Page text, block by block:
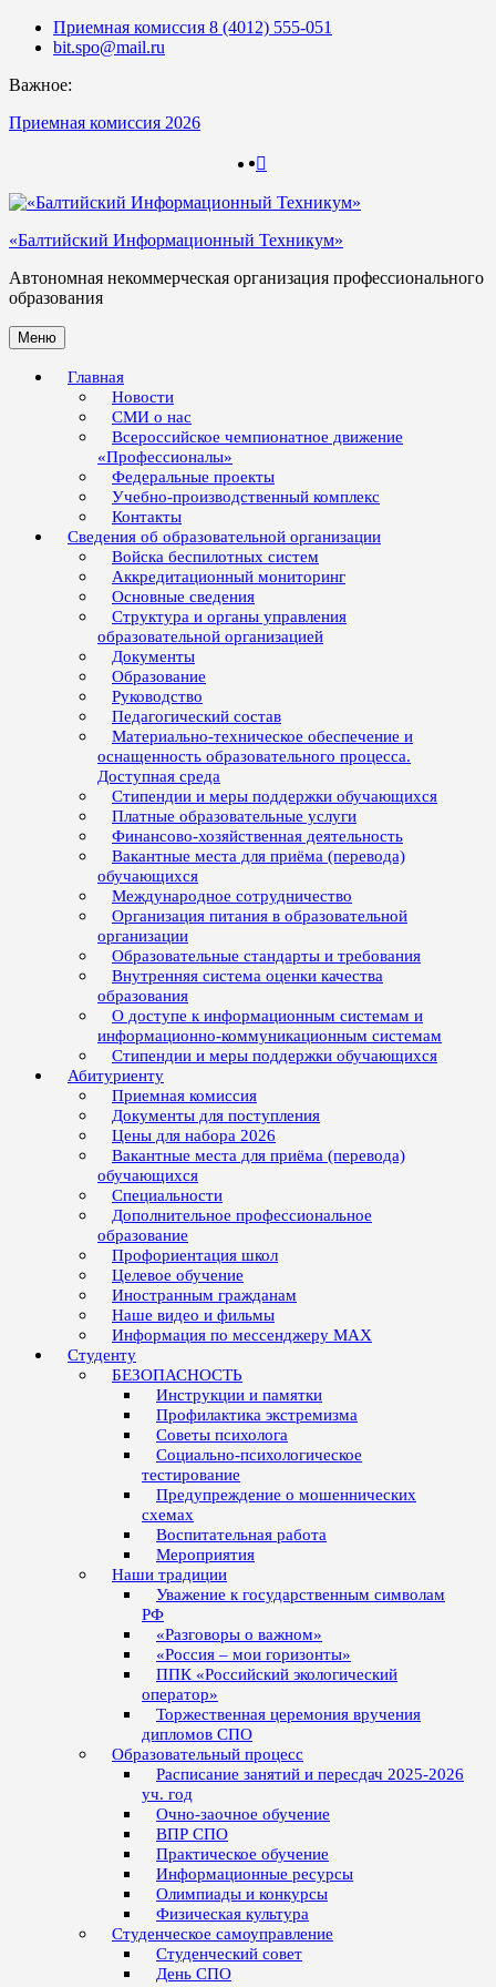
Skip
Приемная комиссия 8 (4012) 555-051
bit.spo@mail.ru
Важное:
Приемная комиссия 2026
«Балтийский Информационный Техникум»
Автономная некоммерческая организация профессионального
образования
Меню
Главная
Новости
СМИ о нас
Всероссийское чемпионатное движение
«Профессионалы»
Федеральные проекты
Учебно-производственный комплекс
Контакты
Сведения об образовательной организации
Войска беспилотных систем
Аккредитационный мониторинг
Основные сведения
Структура и органы управления
образовательной организацией
Документы
Образование
Руководство
Педагогический состав
Материально-техническое обеспечение и
оснащенность образовательного процесса.
Доступная среда
Стипендии и меры поддержки обучающихся
Платные образовательные услуги
Финансово-хозяйственная деятельность
Вакантные места для приёма (перевода)
обучающихся
Международное сотрудничество
Организация питания в образовательной
организации
Образовательные стандарты и требования
Внутренняя система оценки качества
образования
О доступе к информационным системам и
информационно-коммуникационным системам
Стипендии и меры поддержки обучающихся
Абитуриенту
Приемная комиссия
Документы для поступления
Цены для набора 2026
Вакантные места для приёма (перевода)
обучающихся
Специальности
Дополнительное профессиональное
образование
Профориентация школ
Целевое обучение
Иностранным гражданам
Наше видео и фильмы
Информация по мессенджеру MAX
Студенту
БЕЗОПАСНОСТЬ
Инструкции и памятки
Профилактика экстремизма
Советы психолога
Социально-психологическое
тестирование
Предупреждение о мошеннических
схемах
Воспитательная работа
Мероприятия
Наши традиции
Уважение к государственным символам
РФ
«Разговоры о важном»
«Россия – мои горизонты»
ППК «Российский экологический
оператор»
Торжественная церемония вручения
дипломов СПО
Образовательный процесс
Расписание занятий и пересдач 2025-2026
уч. год
Очно-заочное обучение
ВПР СПО
Практическое обучение
Информационные ресурсы
Олимпиады и конкурсы
Физическая культура
Студенческое самоуправление
Студенческий совет
День СПО